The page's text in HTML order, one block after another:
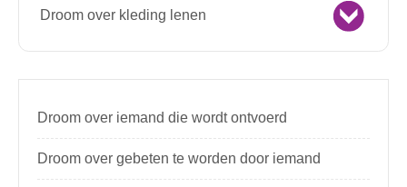
Droom over kleding lenen
Droom over iemand die wordt ontvoerd
Droom over gebeten te worden door iemand